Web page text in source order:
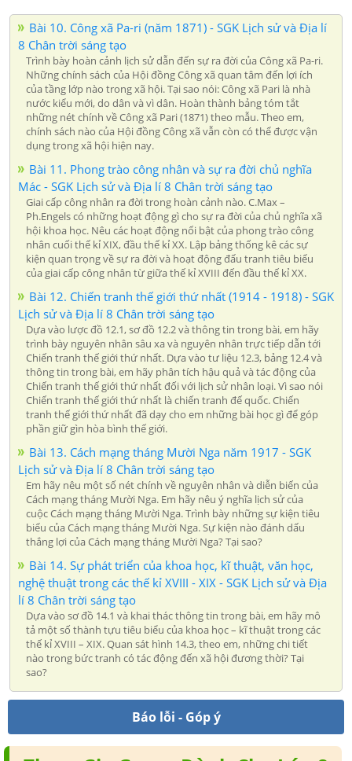
Bài 10. Công xã Pa-ri (năm 1871) - SGK Lịch sử và Địa lí
8 Chân trời sáng tạo
Trình bày hoàn cảnh lịch sử dẫn đến sự ra đời của Công xã Pa-ri.
Những chính sách của Hội đồng Công xã quan tâm đến lợi ích
của tầng lớp nào trong xã hội. Tại sao nói: Công xã Pari là nhà
nước kiểu mới, do dân và vì dân. Hoàn thành bảng tóm tắt
những nét chính về Công xã Pari (1871) theo mẫu. Theo em,
chính sách nào của Hội đồng Công xã vẫn còn có thể được vận
dụng trong xã hội hiện nay.
Bài 11. Phong trào công nhân và sự ra đời chủ nghĩa
Mác - SGK Lịch sử và Địa lí 8 Chân trời sáng tạo
Giai cấp công nhân ra đời trong hoàn cảnh nào. C.Max –
Ph.Engels có những hoạt động gì cho sự ra đời của chủ nghĩa xã
hội khoa học. Nêu các hoạt động nổi bật của phong trào công
nhân cuối thế kỉ XIX, đầu thế kỉ XX. Lập bảng thống kê các sự
kiện quan trọng về sự ra đời và hoạt động đấu tranh tiêu biểu
của giai cấp công nhân từ giữa thế kỉ XVIII đến đầu thế kỉ XX.
Bài 12. Chiến tranh thế giới thứ nhất (1914 - 1918) - SGK
Lịch sử và Địa lí 8 Chân trời sáng tạo
Dựa vào lược đồ 12.1, sơ đồ 12.2 và thông tin trong bài, em hãy
trình bày nguyên nhân sâu xa và nguyên nhân trực tiếp dẫn tới
Chiến tranh thế giới thứ nhất. Dựa vào tư liệu 12.3, bảng 12.4 và
thông tin trong bài, em hãy phân tích hậu quả và tác động của
Chiến tranh thế giới thứ nhất đối với lịch sử nhân loại. Vì sao nói
Chiến tranh thế giới thứ nhất là chiến tranh đế quốc. Chiến
tranh thế giới thứ nhất đã dạy cho em những bài học gì để góp
phần giữ gìn hòa bình thế giới.
Bài 13. Cách mạng tháng Mười Nga năm 1917 - SGK
Lịch sử và Địa lí 8 Chân trời sáng tạo
Em hãy nêu một số nét chính về nguyên nhân và diễn biến của
Cách mạng tháng Mười Nga. Em hãy nêu ý nghĩa lịch sử của
cuộc Cách mạng tháng Mười Nga. Trình bày những sự kiện tiêu
biểu của Cách mạng tháng Mười Nga. Sự kiện nào đánh dấu
thắng lợi của Cách mạng tháng Mười Nga? Tại sao?
Bài 14. Sự phát triển của khoa học, kĩ thuật, văn học,
nghệ thuật trong các thế kỉ XVIII - XIX - SGK Lịch sử và Địa
lí 8 Chân trời sáng tạo
Dựa vào sơ đồ 14.1 và khai thác thông tin trong bài, em hãy mô
tả một số thành tựu tiêu biểu của khoa học – kĩ thuật trong các
thế kỉ XVIII – XIX. Quan sát hình 14.3, theo em, những chi tiết
nào trong bức tranh có tác động đến xã hội đương thời? Tại
sao?
Báo lỗi - Góp ý